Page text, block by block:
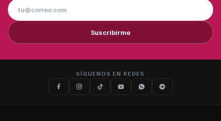
Suscribirme
SÍGUENOS EN REDES